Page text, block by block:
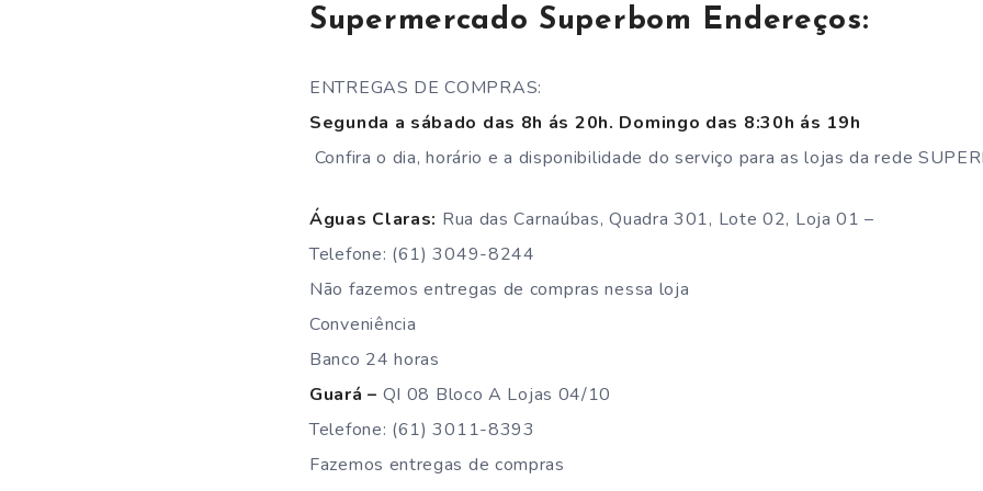
Supermercado Superbom Endereços:
ENTREGAS DE COMPRAS:
Segunda a sábado das 8h ás 20h. Domingo das 8:30h ás 19h
Confira o dia, horário e a disponibilidade do serviço para as lojas da rede
Águas Claras: Rua das Carnaúbas, Quadra 301, Lote 02, Loja 01 –
Telefone: (61) 3049-8244
Não fazemos entregas de compras nessa loja
Conveniência
Banco 24 horas
Guará – QI 08 Bloco A Lojas 04/10
Telefone: (61) 3011-8393
Fazemos entregas de compras